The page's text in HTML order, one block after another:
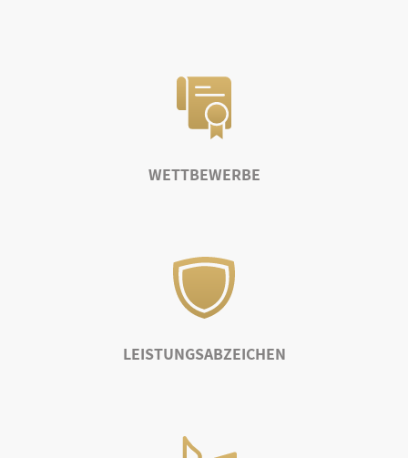
WETTBEWERBE
LEISTUNGSABZEICHEN